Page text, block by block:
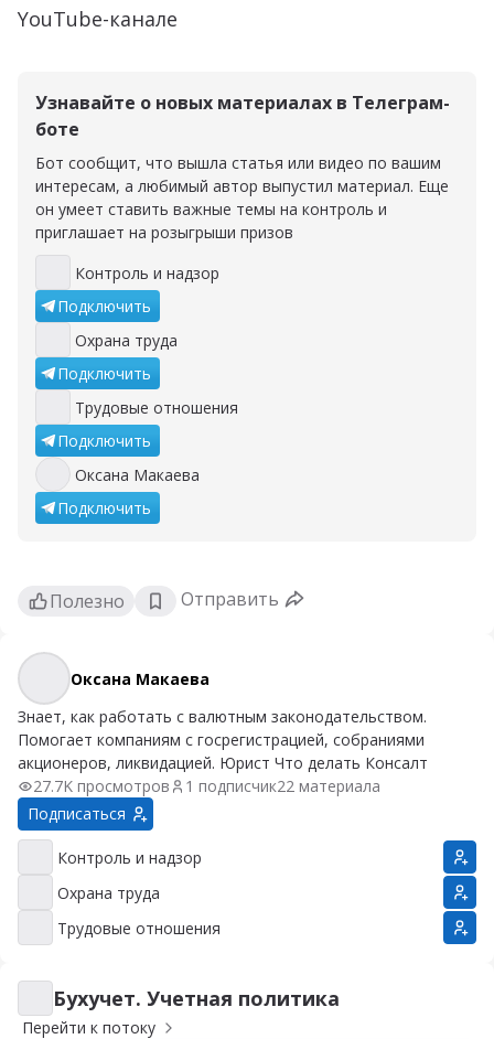
YouTube-канале
Узнавайте о новых материалах в Телеграм-
боте
Бот сообщит, что вышла статья или видео по вашим
интересам, а любимый автор выпустил материал. Еще
он умеет ставить важные темы на контроль и
приглашает на розыгрыши призов
Контроль и надзор
Контроль и надзор
Подключить
Охрана труда
Охрана труда
Подключить
Трудовые отношения
Трудовые отношения
Подключить
Оксана Макаева
Оксана Макаева
Подключить
Полезно Отправить
Оксана Макаева
Оксана Макаева
Знает, как работать с валютным законодательством.
Помогает компаниям с госрегистрацией, собраниями
акционеров, ликвидацией. Юрист Что делать Консалт
27.7K просмотров
1 подписчик22 материала
Подписаться
Контроль и надзор
Контроль и надзор
Охрана труда
Охрана труда
Трудовые отношения
Трудовые отношения
Бухучет. Учетная политика
Бухучет. Учетная политика
Перейти к потоку